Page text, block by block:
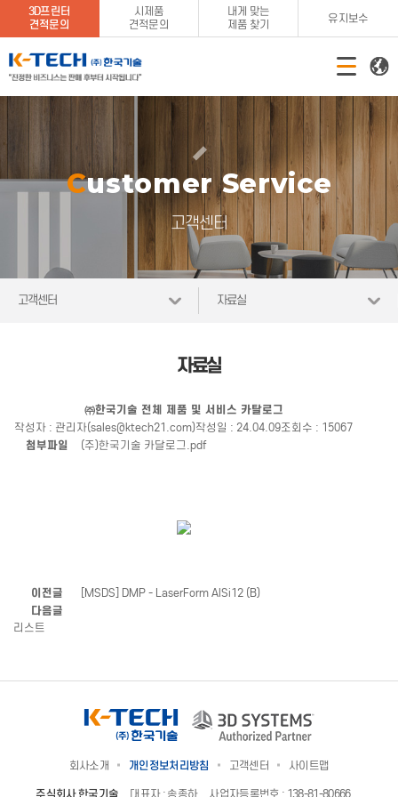
3D프린터
견적문의
시제품
견적문의
내게 맞는
제품 찾기
유지보수
Customer Service
고객센터
고객센터 자료실
자료실
㈜한국기술 전체 제품 및 서비스 카탈로그
작성자 : 관리자(sales@ktech21.com)작성일 : 24.04.09조회수 : 15067
첨부파일 (주)한국기술 카달로그.pdf
이전글 [MSDS] DMP - LaserForm AlSi12 (B)
다음글
리스트
회사소개 개인정보처리방침 고객센터 사이트맵
주식회사 한국기술 대표자 : 송종하 사업자등록번호 : 138-81-80666